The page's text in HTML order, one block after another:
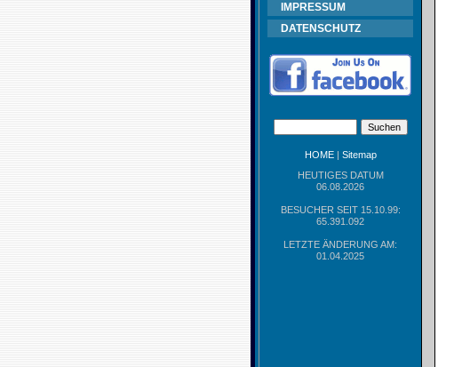
IMPRESSUM
DATENSCHUTZ
HOME| Sitemap
HEUTIGES DATUM
06.08.2026
BESUCHER SEIT 15.10.99:
65.391.092
LETZTE ÄNDERUNG AM:
01.04.2025